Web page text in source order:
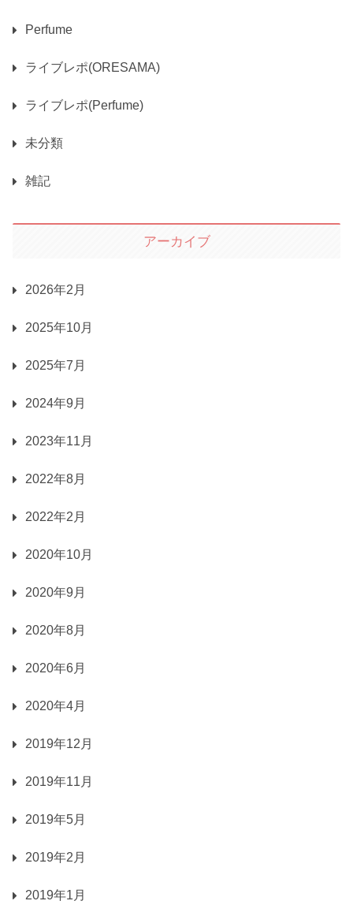
Perfume
ライブレポ(ORESAMA)
ライブレポ(Perfume)
未分類
雑記
アーカイブ
2026年2月
2025年10月
2025年7月
2024年9月
2023年11月
2022年8月
2022年2月
2020年10月
2020年9月
2020年8月
2020年6月
2020年4月
2019年12月
2019年11月
2019年5月
2019年2月
2019年1月